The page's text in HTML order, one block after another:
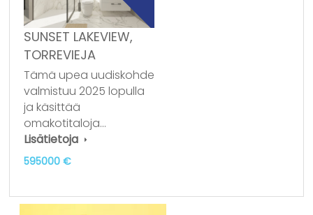
SUNSET LAKEVIEW,
TORREVIEJA
Tämä upea uudiskohde
valmistuu 2025 lopulla
ja käsittää
omakotitaloja…
Lisätietoja
595000 €